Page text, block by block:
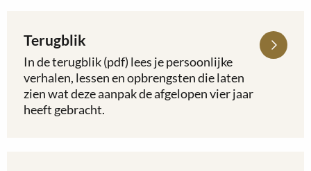
Terugblik
In de terugblik (pdf) lees je persoonlijke
verhalen, lessen en opbrengsten die laten
zien wat deze aanpak de afgelopen vier jaar
heeft gebracht.
Lees
meer
over
Terugblik